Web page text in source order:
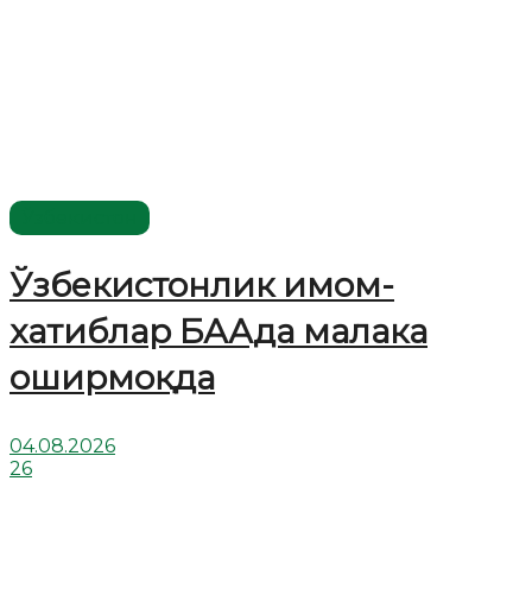
Ўзбекистонлик имом-
хатиблар БААда малака
оширмоқда
04.08.2026
26